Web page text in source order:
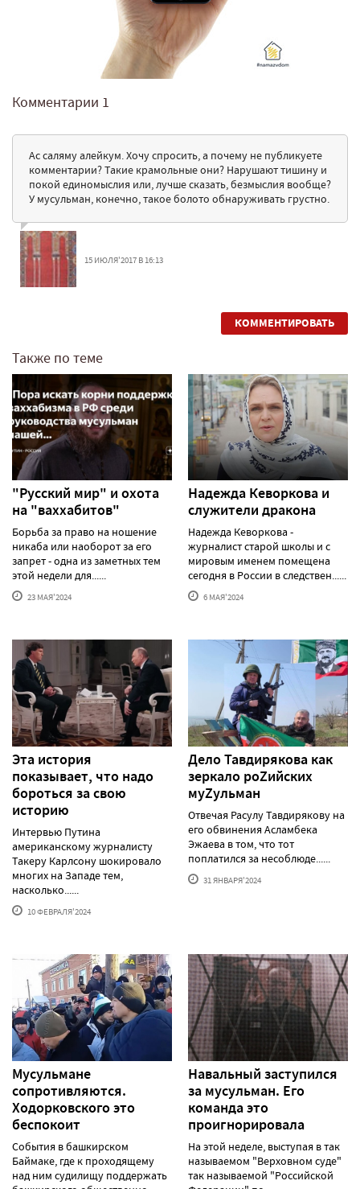
Комментарии 1
Ас саляму алейкум. Хочу спросить, а почему не публикуете
комментарии? Такие крамольные они? Нарушают тишину и
покой единомыслия или, лучше сказать, безмыслия вообще?
У мусульман, конечно, такое болото обнаруживать грустно.
15 ИЮЛЯ'2017 В 16:13
КОММЕНТИРОВАТЬ
Также по теме
"Русский мир" и охота
на "ваххабитов"
Борьба за право на ношение
никаба или наоборот за его
запрет - одна из заметных тем
этой недели для......
23 МАЯ'2024
Надежда Кеворкова и
служители дракона
Надежда Кеворкова -
журналист старой школы и с
мировым именем помещена
сегодня в России в следствен......
6 МАЯ'2024
Эта история
показывает, что надо
бороться за свою
историю
Интервью Путина
американскому журналисту
Такеру Карлсону шокировало
многих на Западе тем,
насколько......
10 ФЕВРАЛЯ'2024
Дело Тавдирякова как
зеркало роZийских
муZульман
Отвечая Расулу Тавдирякову на
его обвинения Асламбека
Эжаева в том, что тот
поплатился за несоблюде......
31 ЯНВАРЯ'2024
Мусульмане
сопротивляются.
Ходорковского это
беспокоит
События в башкирском
Баймаке, где к проходящему
над ним судилищу поддержать
Навальный заступился
за мусульман. Его
команда это
проигнорировала
На этой неделе, выступая в так
называемом "Верховном суде"
так называемой "Российской